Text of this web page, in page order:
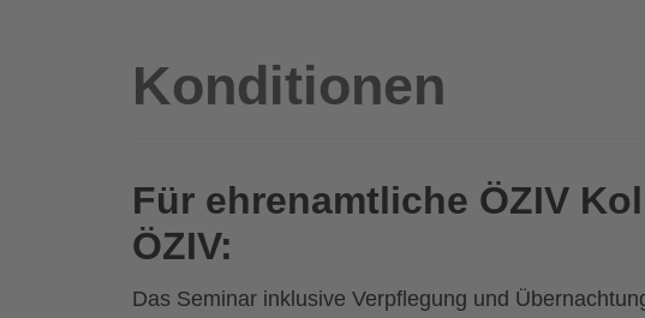
Konditionen
Für ehrenamtliche ÖZIV
ÖZIV:
Das Seminar inklusive Verpflegung und